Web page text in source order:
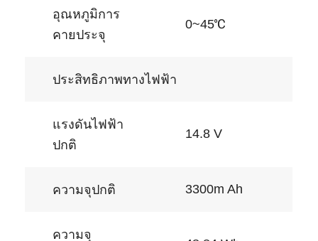
สินค้า
เกี่ยวกับเรา
อุณหภูมิการ
คายประจุ
0~45℃
ประสิทธิภาพทางไฟฟ้า
แรงดันไฟฟ้า
ปกติ
14.8 V
ความจุปกติ 3300m Ah
ความจุ